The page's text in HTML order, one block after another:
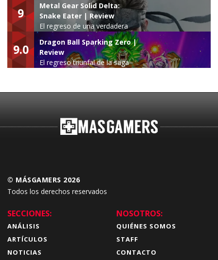
9
Metal Gear Solid Delta:
Snake Eater | Review
El regreso de una verdadera
leyenda
9.0
Dragon Ball Sparking Zero |
Review
El regreso triunfal de la saga
© MÁSGAMERS 2026
Todos los derechos reservados
SECCIONES:
ANÁLISIS
ARTÍCULOS
NOTICIAS
NOSOTROS:
QUIÉNES SOMOS
STAFF
CONTACTO